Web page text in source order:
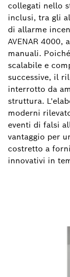
collegati nello
inclusi, tra gli
di allarme
AVENAR
manuali.
scalabile e
successive, il
interrotto da
struttura.
moderni
eventi di falsi
vantaggio per
costretto a
innovativi in